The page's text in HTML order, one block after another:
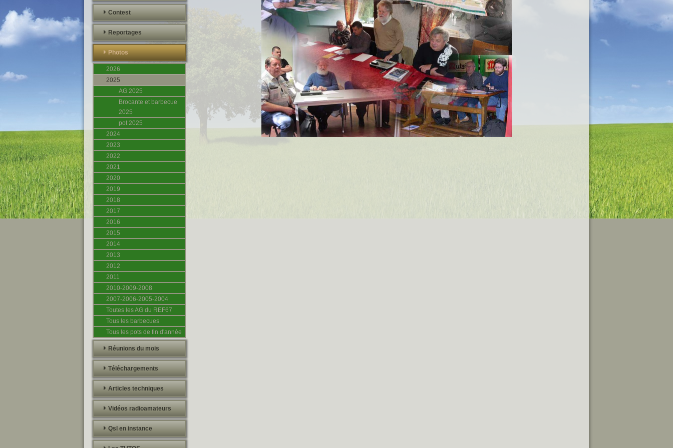
Contest
Reportages
Photos
2026
2025
AG 2025
Brocante et barbecue
2025
pot 2025
2024
2023
2022
2021
2020
2019
2018
2017
2016
2015
2014
2013
2012
2011
2010-2009-2008
2007-2006-2005-2004
Toutes les AG du REF67
Tous les barbecues
Tous les pots de fin d'année
Réunions du mois
Téléchargements
Articles techniques
Vidéos radioamateurs
Qsl en instance